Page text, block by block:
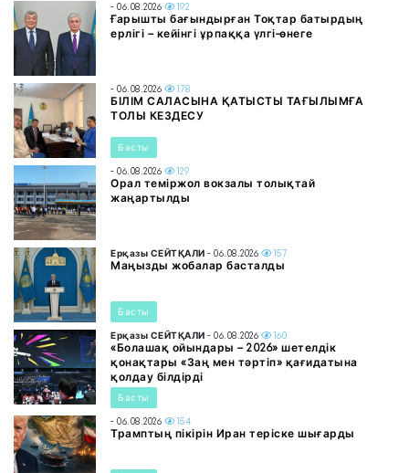
- 06.08.2026 192
Ғарышты бағындырған Тоқтар батырдың
ерлігі – кейінгі ұрпаққа үлгі-өнеге
- 06.08.2026 178
БІЛІМ САЛАСЫНА ҚАТЫСТЫ ТАҒЫЛЫМҒА
ТОЛЫ КЕЗДЕСУ
Басты
- 06.08.2026 129
Орал теміржол вокзалы толықтай
жаңартылды
Ерқазы СЕЙТҚАЛИ - 06.08.2026 157
Маңызды жобалар басталды
Басты
Ерқазы СЕЙТҚАЛИ - 06.08.2026 160
«Болашақ ойындары – 2026» шетелдік
қонақтары «Заң мен тәртіп» қағидатына
қолдау білдірді
Басты
- 06.08.2026 154
Трамптың пікірін Иран теріске шығарды